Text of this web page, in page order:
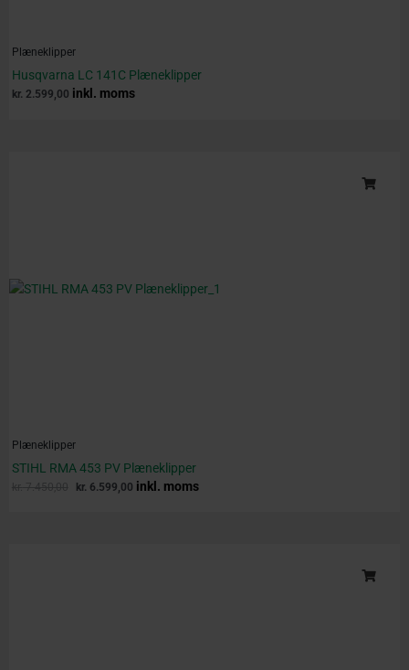
Plæneklipper
Husqvarna LC 141C Plæneklipper
kr. 2.599,00 inkl. moms
Plæneklipper
STIHL RMA 453 PV Plæneklipper
kr. 6.599,00 inkl. moms